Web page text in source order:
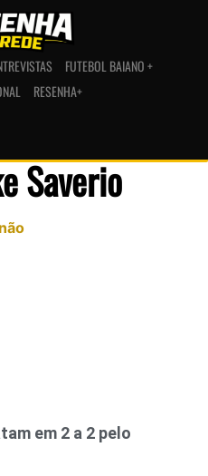
FUTEBOL BAIANO +
RESENHA+
Saverio
em 2 a 2 pelo